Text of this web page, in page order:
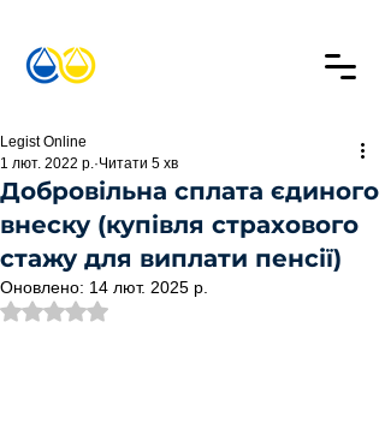
Добровільна сплата єдиного
внеску (купівля страхового
стажу для виплати пенсії)
Legist Online
1 лют. 2022 р. Читати 5 хв
Оновлено: 14 лют. 2025 р.
Оцінка: NaN з 5 зірок.